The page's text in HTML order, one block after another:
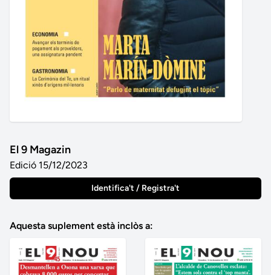
El 9 Magazin
Edició 15/12/2023
Identifica't / Registra't
Aquesta suplement està inclòs a: